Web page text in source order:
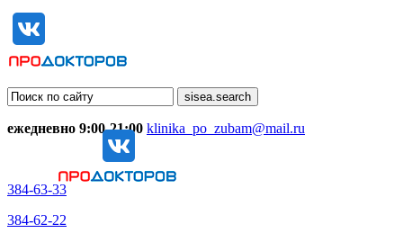
ежедневно 9:00-21:00 klinika_po_zubam@mail.ru
384-63-33
384-62-22